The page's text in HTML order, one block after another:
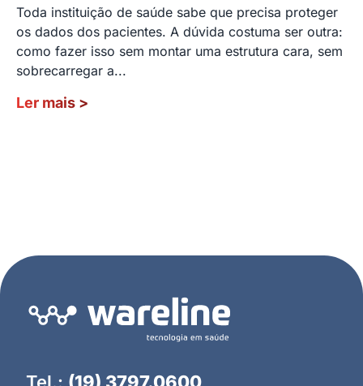
Toda instituição de saúde sabe que precisa proteger
os dados dos pacientes. A dúvida costuma ser outra:
como fazer isso sem montar uma estrutura cara, sem
sobrecarregar a...
Ler mais >